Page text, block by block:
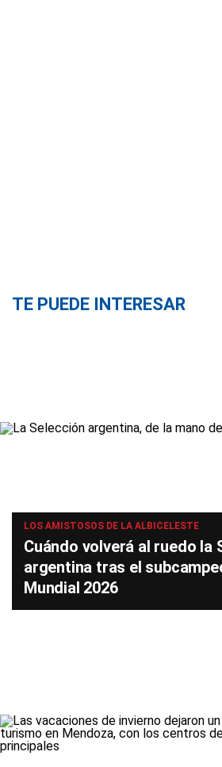
TE PUEDE INTERESAR
LOS AMISTOSOS DE LA ALBICELESTE
Cuándo volverá al ruedo la
argentina tras el
Mundial 2026